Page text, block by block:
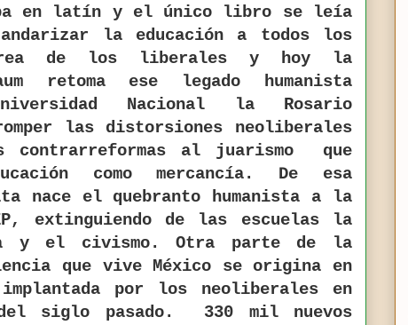
en latín y el único libro se leía
la educación a todos los
de los liberales y hoy la
retoma ese legado humanista
Nacional la Rosario
las distorsiones neoliberales
al juarismo
que
como mercancía. De esa
nace el quebranto humanista a la
extinguiendo de las escuelas la
y el civismo. Otra parte de la
que vive México se origina en
por los neoliberales en
siglo pasado.
330 mil nuevos